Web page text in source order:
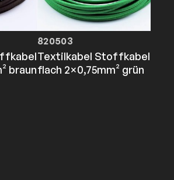
braun
820503
Textilkabel Stoffkabel
flach 2×0,75mm² grün